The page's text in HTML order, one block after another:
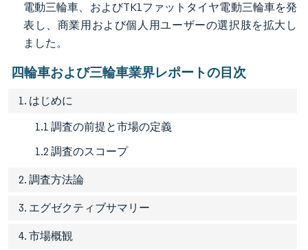
電動三輪車、およびTK1ファットタイヤ電動三輪車を発
表し、商業用および個人用ユーザーの選択肢を拡大し
ました。
四輪車および三輪車業界レポートの目次
1. はじめに
1.1 調査の前提と市場の定義
1.2 調査のスコープ
2. 調査方法論
3. エグゼクティブサマリー
4. 市場概観